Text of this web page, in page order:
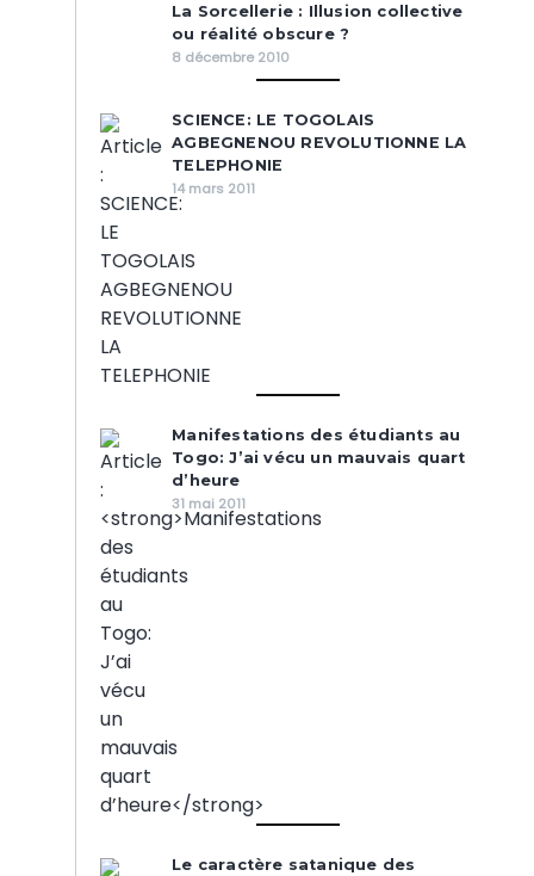
La Sorcellerie : Illusion collective
ou réalité obscure ?
8 décembre 2010
SCIENCE: LE TOGOLAIS
AGBEGNENOU REVOLUTIONNE LA
TELEPHONIE
14 mars 2011
Manifestations des étudiants au
Togo: J’ai vécu un mauvais quart
d’heure
31 mai 2011
Le caractère satanique des